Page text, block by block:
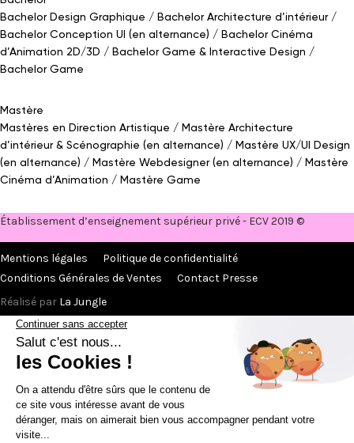
Bachelor Design Graphique
Bachelor Architecture d’intérieur
Bachelor Conception UI (en alternance)
Bachelor Cinéma
d’Animation 2D/3D
Bachelor Game & Interactive Design
Bachelor Game
Mastère
Mastères en Direction Artistique
Mastère Architecture
d’intérieur& Scénographie (en alternance)
Mastère UX/UI Design
(en alternance)
Mastère Webdesigner (en alternance)
Mastère
Cinéma d’Animation
Mastère Game
Établissement d’enseignement supérieur privé - ECV 2019 ©
Mentions légales
Politique de confidentialité
Conditions Générales de Ventes
Contact Presse
Réalisé par La Jungle
@ecv2026